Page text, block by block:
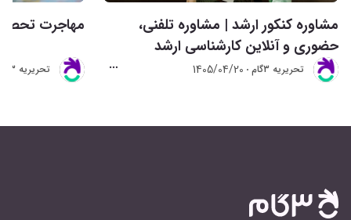
مشاوره کنکور ارشد | مشاوره تلفنی،
حضوری و آنلاین کارشناسی ارشد
تحريريه 3گام 1405/04/20
مهاجرت
تحريريه 3گام